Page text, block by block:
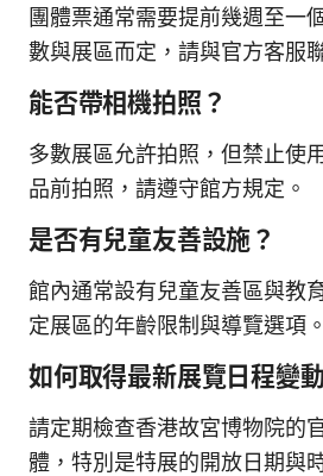
團體票通常需要提前幾週至一
數與展區而定，請與官方客服
能否帶相機拍照？
多數展區允許拍照，但禁止使
品前拍照，請遵守館方規定。
是否有兒童友善設施？
館內通常設有兒童友善區與教
定展區的年齡限制與導覽選項。
如何取得最新展覽日程變
請定期檢查香港故宮博物院的
體，特別是特展的開放日期與